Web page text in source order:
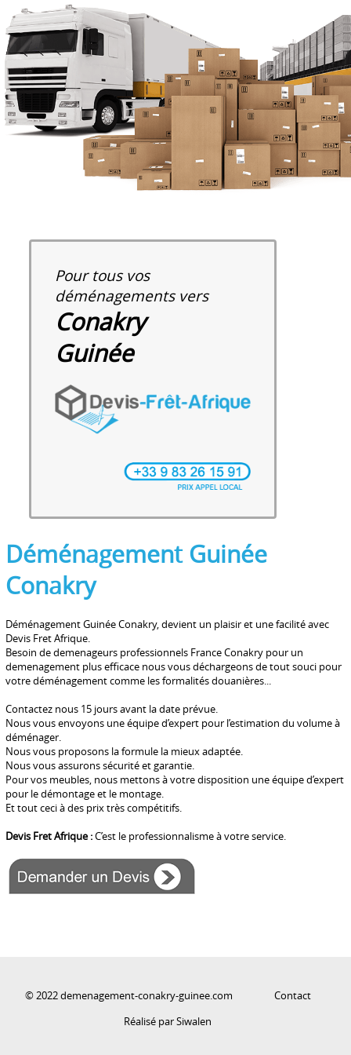
Pour tous vos
déménagements vers
Conakry
Guinée
Déménagement Guinée
Conakry
Déménagement Guinée Conakry, devient un plaisir et une facilité avec
Devis Fret Afrique.
Besoin de demenageurs professionnels France Conakry pour un
demenagement plus efficace nous vous déchargeons de tout souci pour
votre déménagement comme les formalités douanières...
Contactez nous 15 jours avant la date prévue.
Nous vous envoyons une équipe d’expert pour l’estimation du volume à
déménager.
Nous vous proposons la formule la mieux adaptée.
Nous vous assurons sécurité et garantie.
Pour vos meubles, nous mettons à votre disposition une équipe d’expert
pour le démontage et le montage.
Et tout ceci à des prix très compétitifs.
Devis Fret Afrique :C’est le professionnalisme à votre service.
© 2022 demenagement-conakry-guinee.com
Contact
Réalisé par Siwalen